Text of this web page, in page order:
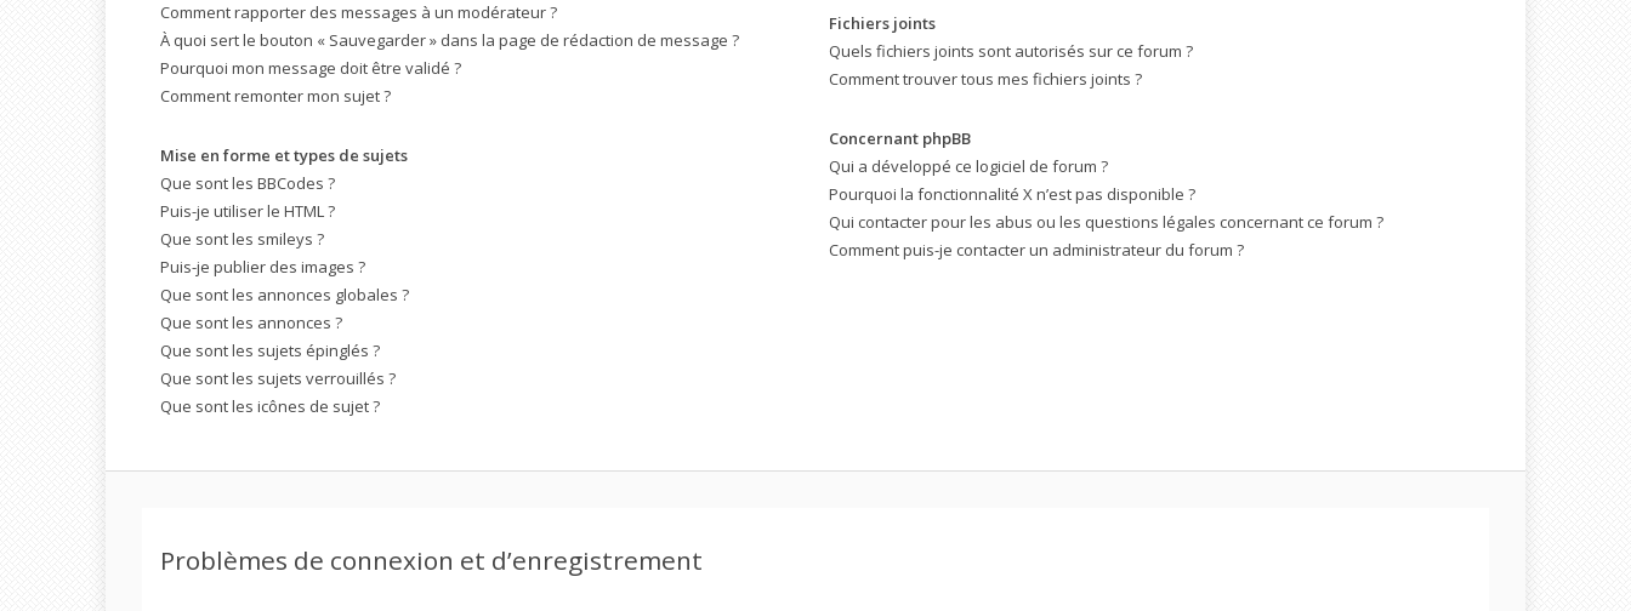
Comment rapporter des messages à un modérateur ?
À quoi sert le bouton « Sauvegarder » dans la page de rédaction de message ?
Pourquoi mon message doit être validé ?
Comment remonter mon sujet ?
Mise en forme et types de sujets
Que sont les BBCodes ?
Puis-je utiliser le HTML ?
Que sont les smileys ?
Puis-je publier des images ?
Que sont les annonces globales ?
Que sont les annonces ?
Que sont les sujets épinglés ?
Que sont les sujets verrouillés ?
Que sont les icônes de sujet ?
Fichiers joints
Quels fichiers joints sont autorisés sur ce forum ?
Comment trouver tous mes fichiers joints ?
Concernant phpBB
Qui a développé ce logiciel de forum ?
Pourquoi la fonctionnalité X n’est pas disponible ?
Qui contacter pour les abus ou les questions légales concernant ce forum ?
Comment puis-je contacter un administrateur du forum ?
Problèmes de connexion et d’enregistrement